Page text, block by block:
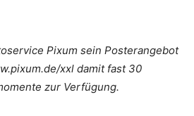
Pixum sein Posterangebot
xxl damit fast 30
zur Verfügung.